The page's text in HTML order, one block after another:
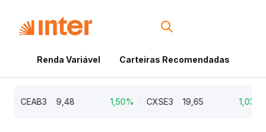
Renda Variável Carteiras Recomendadas
CEAB3 9,48 1,50% CXSE3 19,65 1,03%